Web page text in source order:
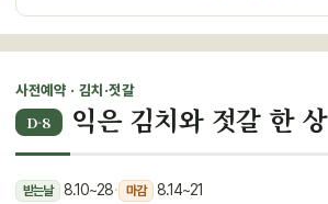
사전예약 · 김치·젓갈
D-8 익은 김치와 젓갈 한 상
받는날 8.10~28· 마감 8.14~21